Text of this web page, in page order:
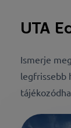
UTA
Ismerje
legfrissebb